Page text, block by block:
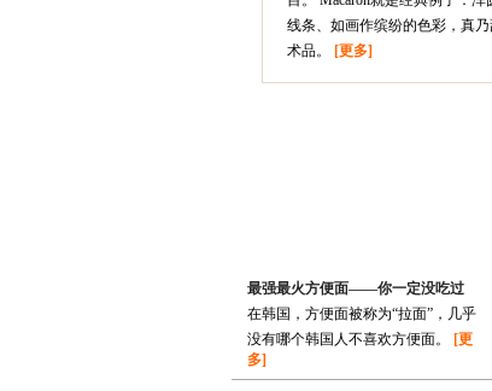
线条、如画作缤纷的色彩，真
术品。
[更多]
最强最火方便面——你一定没吃过
在韩国，方便面被称为“拉面”，几乎
没有哪个韩国人不喜欢方便面。
[更
多]